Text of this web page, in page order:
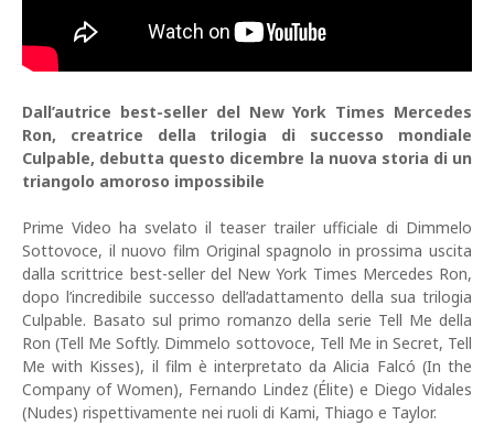
Dall’autrice best-seller del New York Times Mercedes
Ron, creatrice della trilogia di successo mondiale
Culpable, debutta questo dicembre la nuova storia di un
triangolo amoroso impossibile
Prime Video ha svelato il teaser trailer ufficiale di Dimmelo
Sottovoce, il nuovo film Original spagnolo in prossima uscita
dalla scrittrice best-seller del New York Times Mercedes Ron,
dopo l’incredibile successo dell’adattamento della sua trilogia
Culpable. Basato sul primo romanzo della serie Tell Me della
Ron (Tell Me Softly. Dimmelo sottovoce, Tell Me in Secret, Tell
Me with Kisses), il film è interpretato da Alicia Falcó (In the
Company of Women), Fernando Lindez (Élite) e Diego Vidales
(Nudes) rispettivamente nei ruoli di Kami, Thiago e Taylor.